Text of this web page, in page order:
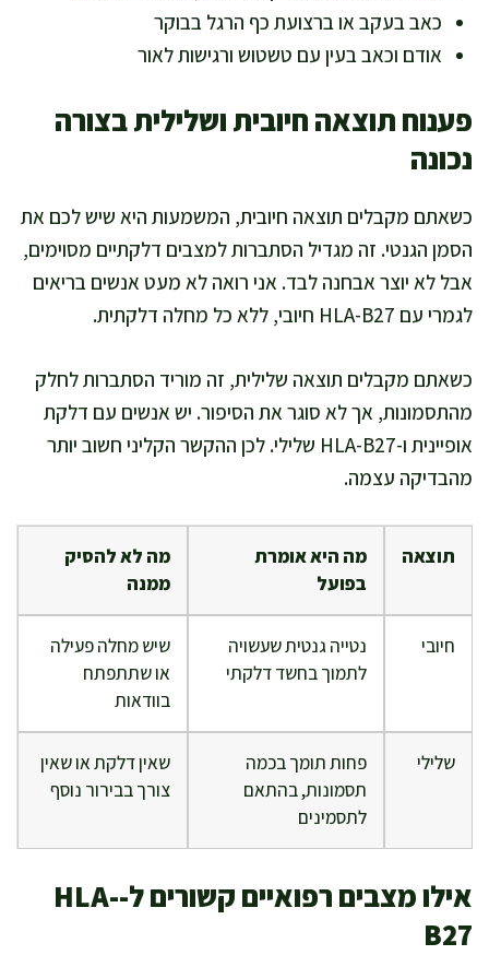
כאב בעקב או ברצועת כף הרגל בבוקר
אודם וכאב בעין עם טשטוש ורגישות לאור
פענוח תוצאה חיובית ושלילית בצורה
נכונה
כשאתם מקבלים תוצאה חיובית, המשמעות היא שיש לכם את
הסמן הגנטי. זה מגדיל הסתברות למצבים דלקתיים מסוימים,
אבל לא יוצר אבחנה לבד. אני רואה לא מעט אנשים בריאים
לגמרי עם HLA-B27 חיובי, ללא כל מחלה דלקתית.
כשאתם מקבלים תוצאה שלילית, זה מוריד הסתברות לחלק
מהתסמונות, אך לא סוגר את הסיפור. יש אנשים עם דלקת
אופיינית ו-HLA-B27 שלילי. לכן ההקשר הקליני חשוב יותר
מהבדיקה עצמה.
תוצאה
מה היא אומרת
בפועל
מה לא להסיק
ממנה
חיובי
נטייה גנטית שעשויה
לתמוך בחשד דלקתי
שיש מחלה פעילה
או שתתפתח
בוודאות
שלילי
פחות תומך בכמה
תסמונות, בהתאם
לתסמינים
שאין דלקת או שאין
צורך בבירור נוסף
אילו מצבים רפואיים קשורים ל-HLA-
B27